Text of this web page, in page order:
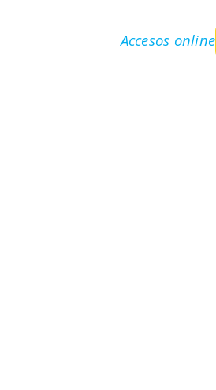
Accesos online